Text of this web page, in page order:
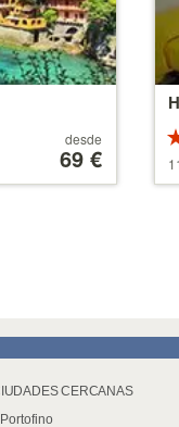
€
desde
69 €
CERCANAS
Portofino